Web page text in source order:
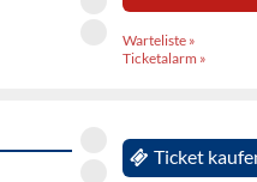
Warteliste »
Ticketalarm »
Ticket